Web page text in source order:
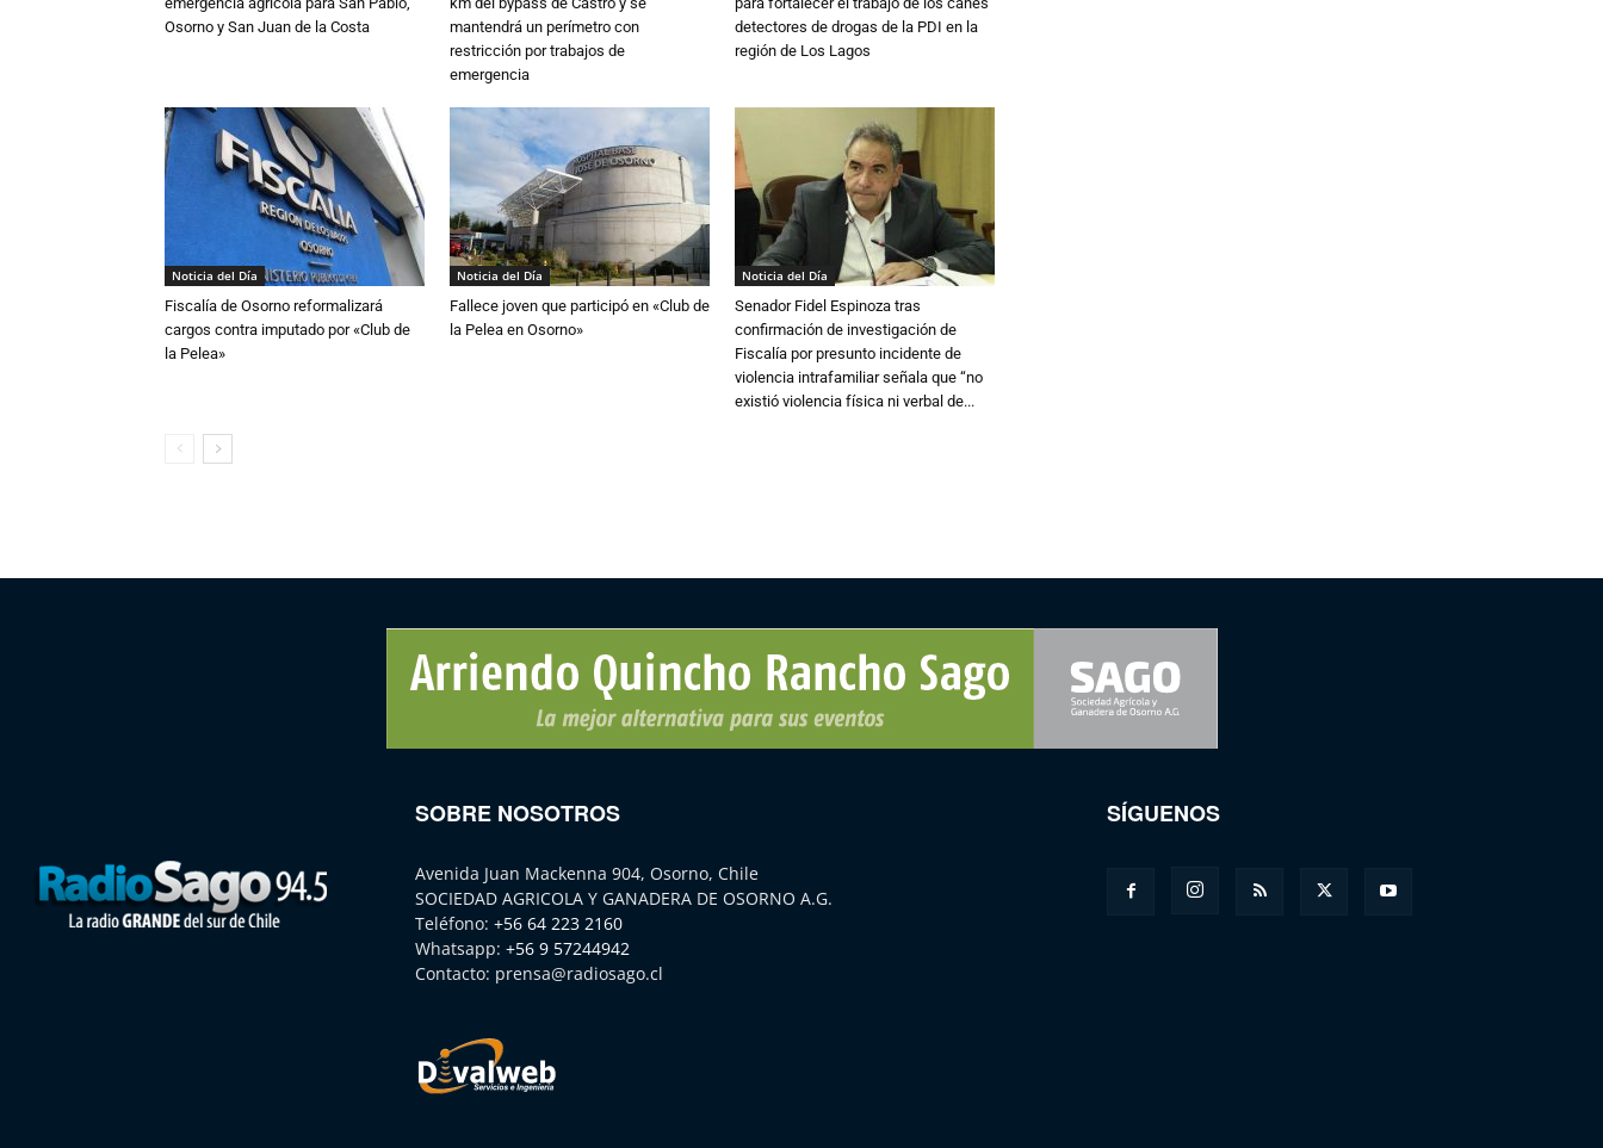
Osorno y San Juan de la Costa
mantendrá un perímetro con
restricción por trabajos de
emergencia
detectores de drogas de la PDI en la
región de Los Lagos
Noticia del Día
Fiscalía de Osorno reformalizará
cargos contra imputado por «Club de
la Pelea»
Noticia del Día
Fallece joven que participó en «Club de
la Pelea en Osorno»
Noticia del Día
Senador Fidel Espinoza tras
confirmación de investigación de
Fiscalía por presunto incidente de
violencia intrafamiliar señala que “no
existió violencia física ni verbal de...
SOBRE NOSOTROS
Avenida Juan Mackenna 904, Osorno, Chile
SOCIEDAD AGRICOLA Y GANADERA DE OSORNO A.G.
Teléfono: +56 64 223 2160
Whatsapp: +56 9 57244942
Contacto: prensa@radiosago.cl
SÍGUENOS